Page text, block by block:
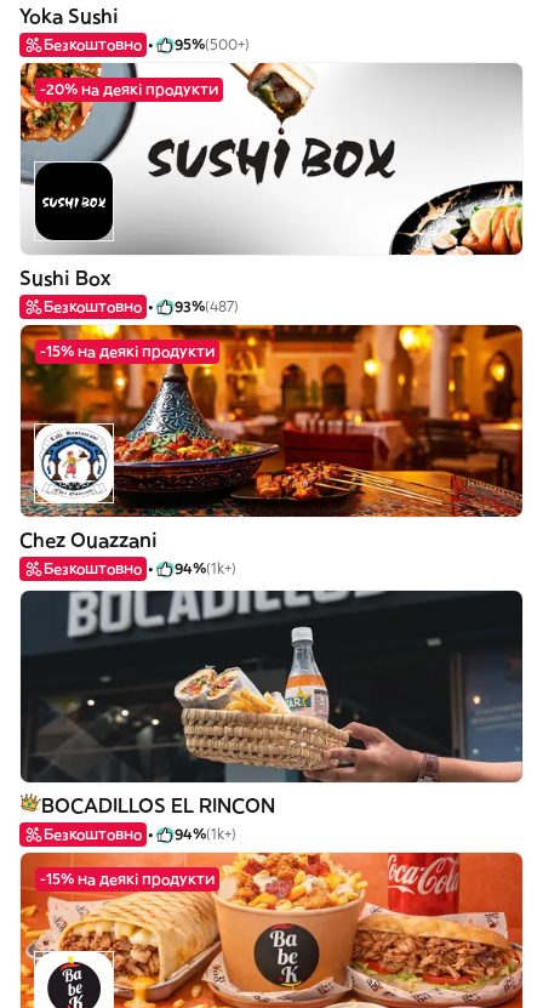
Yoka Sushi
Безкоштовно 95%(500+)
-20% на деякі продукти
Sushi Box
Безкоштовно 93%(487)
-15% на деякі продукти
Chez Ouazzani
Безкоштовно 94%(1k+)
BOCADILLOS EL RINCON
Безкоштовно 94%(1k+)
-15% на деякі продукти